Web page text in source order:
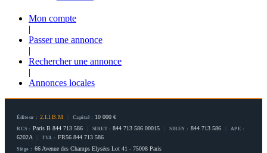
Mon compte
|
Passer une annonce
|
Rechercher une annonce
|
Annonces locales
Éditeur : 2.I.I.B.M Capital : 10 000 €
RCS : Paris B 844 713 586 SIRET : 844 713 586 00015 SIREN : 844 713 586 APE :
6202A TVA : FR56 844 713 586
Siège : 66 Avenue des Champs Elysées Lot 41 - 75008 Paris